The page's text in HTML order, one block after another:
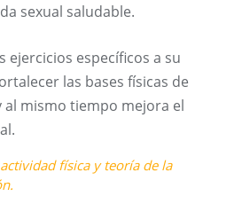
sexual saludable.
ejercicios específicos a su
las bases físicas de
al mismo tiempo mejora el
física y teoría de la